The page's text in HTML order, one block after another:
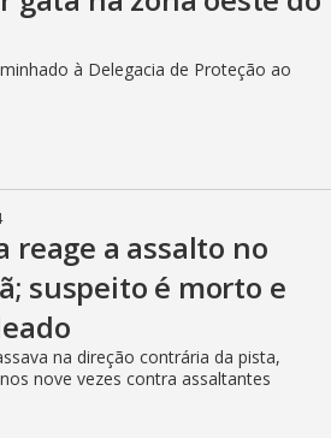
à Delegacia de Proteção ao
reage a assalto no
suspeito é morto e
na direção contrária da pista,
nove vezes contra assaltantes